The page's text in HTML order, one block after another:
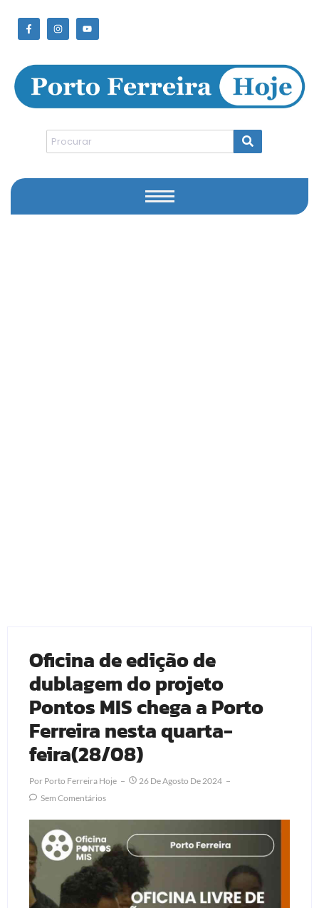
Oficina de edição de
dublagem do projeto
Pontos MIS chega a Porto
Ferreira nesta quarta-
feira(28/08)
Por Porto Ferreira Hoje
26 De Agosto De 2024
Sem Comentários